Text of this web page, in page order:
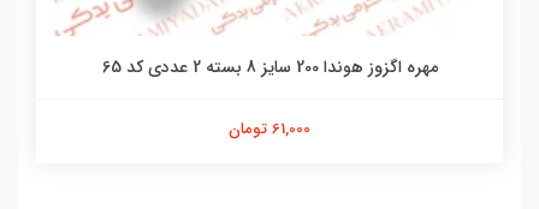
مهره اگزوز هوندا 200 سایز 8 بسته 2 عددی کد 65
61,000 تومان